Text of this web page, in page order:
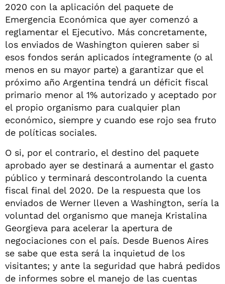
2020 con la aplicación del paquete de
Emergencia Económica que ayer comenzó a
reglamentar el Ejecutivo. Más concretamente,
los enviados de Washington quieren saber si
esos fondos serán aplicados íntegramente (o al
menos en su mayor parte) a garantizar que el
próximo año Argentina tendrá un déficit fiscal
primario menor al 1% autorizado y aceptado por
el propio organismo para cualquier plan
económico, siempre y cuando ese rojo sea fruto
de políticas sociales.
O si, por el contrario, el destino del paquete
aprobado ayer se destinará a aumentar el gasto
público y terminará descontrolando la cuenta
fiscal final del 2020. De la respuesta que los
enviados de Werner lleven a Washington, sería la
voluntad del organismo que maneja Kristalina
Georgieva para acelerar la apertura de
negociaciones con el país. Desde Buenos Aires
se sabe que esta será la inquietud de los
visitantes; y ante la seguridad que habrá pedidos
de informes sobre el manejo de las cuentas